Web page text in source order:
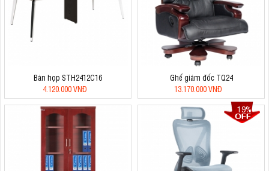
Bàn họp STH2412C16
4.120.000 VNĐ
Ghế giám đốc TQ24
13.170.000 VNĐ
19%